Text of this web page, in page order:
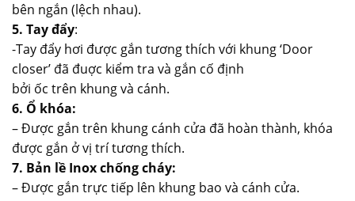
bên ngắn (lệch nhau).
5. Tay đẩy:
-Tay đẩy hơi được gắn tương thích với khung ‘Door
closer’ đã đuợc kiểm tra và gắn cố định
bởi ốc trên khung và cánh.
6. Ổ khóa:
– Được gắn trên khung cánh cửa đã hoàn thành, khóa
được gắn ở vị trí tương thích.
7. Bản lề Inox chống cháy:
– Được gắn trực tiếp lên khung bao và cánh cửa.